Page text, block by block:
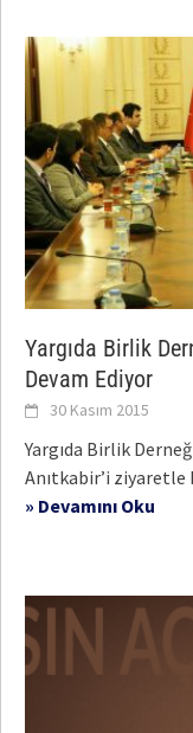
Yargıda Birlik
Devam Ediyor
30 Kasım 2015
Yargıda Birlik
Anıtkabir’i ziyaretle
» Devamını Oku